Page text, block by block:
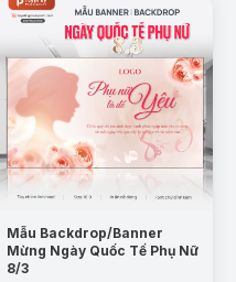
Mẫu Backdrop/Banner
Mừng Ngày Quốc Tế Phụ Nữ
8/3